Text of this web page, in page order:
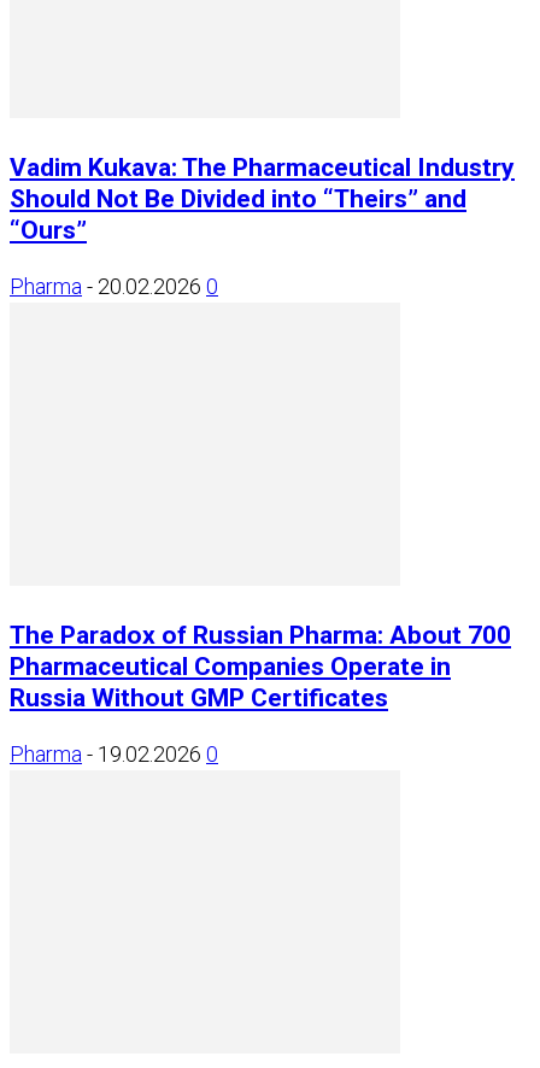
Vadim Kukava: The Pharmaceutical Industry
Should Not Be Divided into “Theirs” and
“Ours”
Pharma - 20.02.2026 0
The Paradox of Russian Pharma: About 700
Pharmaceutical Companies Operate in
Russia Without GMP Certificates
Pharma - 19.02.2026 0